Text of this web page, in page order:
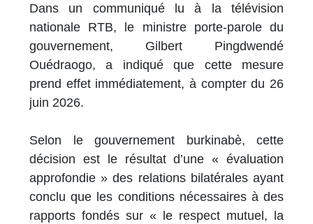
Dans un communiqué lu à la télévision
nationale RTB, le ministre porte-parole du
gouvernement, Gilbert Pingdwendé
Ouédraogo, a indiqué que cette mesure
prend effet immédiatement, à compter du 26
juin 2026.
Selon le gouvernement burkinabè, cette
décision est le résultat d’une « évaluation
approfondie » des relations bilatérales ayant
conclu que les conditions nécessaires à des
rapports fondés sur « le respect mutuel, la